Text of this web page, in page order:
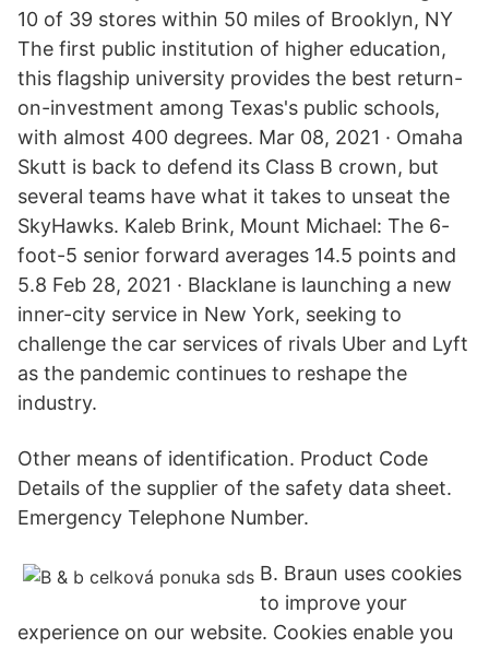
10 of 39 stores within 50 miles of Brooklyn, NY
The first public institution of higher education,
this flagship university provides the best return-
on-investment among Texas's public schools,
with almost 400 degrees. Mar 08, 2021 · Omaha
Skutt is back to defend its Class B crown, but
several teams have what it takes to unseat the
SkyHawks. Kaleb Brink, Mount Michael: The 6-
foot-5 senior forward averages 14.5 points and
5.8 Feb 28, 2021 · Blacklane is launching a new
inner-city service in New York, seeking to
challenge the car services of rivals Uber and Lyft
as the pandemic continues to reshape the
industry.
Other means of identification. Product Code
Details of the supplier of the safety data sheet.
Emergency Telephone Number.
B. Braun uses cookies
to improve your
experience on our website. Cookies enable you